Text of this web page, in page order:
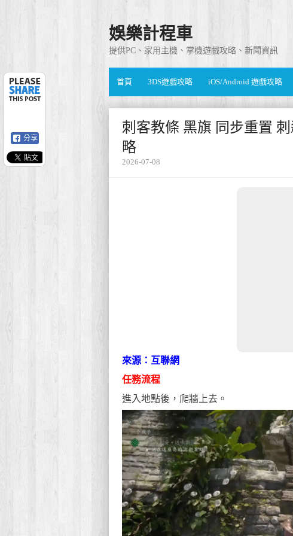
娛樂計程車
提供PC、家用主機、掌機遊戲攻略、新聞資訊
首頁 3DS遊戲攻略 iOS/Android 遊戲攻略
刺客教條 黑旗 同步重置
略
2026-07-08
來源：互聯網
任務流程
進入地點後，爬牆上去。
分享